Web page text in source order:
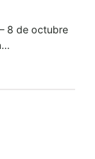
8 de octubre